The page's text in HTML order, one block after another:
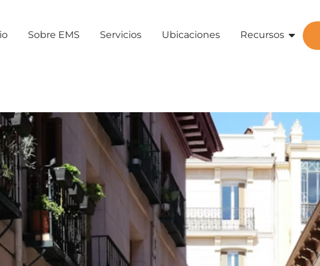
Sobre EMS Servicios Ubicaciones Recursos